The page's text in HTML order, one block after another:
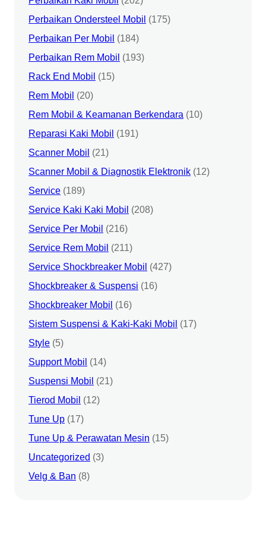
Perbaikan Ondersteel Mobil (175)
Perbaikan Per Mobil (184)
Perbaikan Rem Mobil (193)
Rack End Mobil (15)
Rem Mobil (20)
Rem Mobil & Keamanan Berkendara (10)
Reparasi Kaki Mobil (191)
Scanner Mobil (21)
Scanner Mobil & Diagnostik Elektronik (12)
Service (189)
Service Kaki Kaki Mobil (208)
Service Per Mobil (216)
Service Rem Mobil (211)
Service Shockbreaker Mobil (427)
Shockbreaker & Suspensi (16)
Shockbreaker Mobil (16)
Sistem Suspensi & Kaki-Kaki Mobil (17)
Style (5)
Support Mobil (14)
Suspensi Mobil (21)
Tierod Mobil (12)
Tune Up (17)
Tune Up & Perawatan Mesin (15)
Uncategorized (3)
Velg & Ban (8)